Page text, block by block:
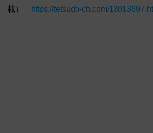
載）
https://tetsudo-ch.com/